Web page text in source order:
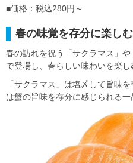
■価格：税込280円～
春の味覚を存分に楽し
春の訪れを祝う「サクラマス」
で登場し、春らしい味わいを楽し
「サクラマス」は塩〆して旨味
は蟹の旨味を存分に感じられる一